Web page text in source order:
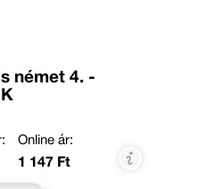
német 4. -
Online ár:
1 147 Ft